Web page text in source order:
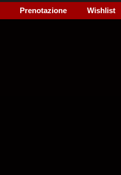
Prenotazione Wishlist